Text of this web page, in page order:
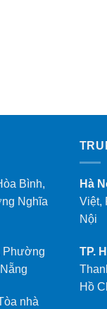
Bình,
Nghĩa
Phường
nhà
Hà
Việt,
Nội
TP.
Hồ